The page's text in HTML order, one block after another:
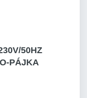
50HZ
PÁJKA